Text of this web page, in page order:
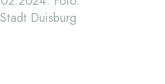
Duisburg